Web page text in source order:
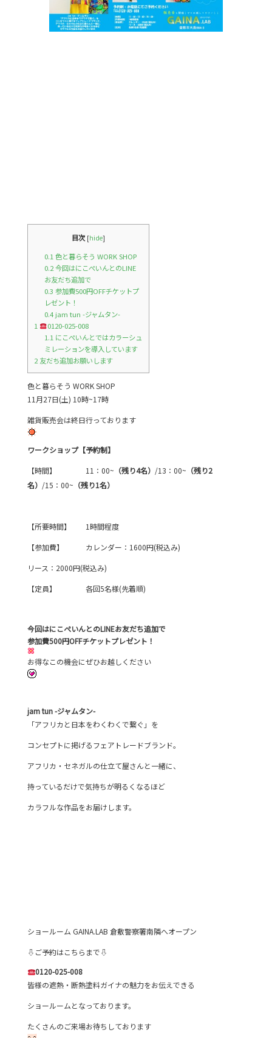
目次 [hide]
0.1色と暮らそう WORK SHOP
0.2今回はにこぺいんとのLINE
お友だち追加で
0.3 参加費500円OFFチケットプ
レゼント！
0.4jam tun -ジャムタン-
1
0120-025-008
1.1にこぺいんとではカラーシュ
ミレーションを導入しています
2友だち追加お願いします
色と暮らそう WORK SHOP
11月27日(土) 10時~17時
雑貨販売会は終日行っております
ワークショップ【予約制】
【時間】 11：00~ （残り4名） /13：00~ （残り2
名） /15：00~ （残り1名）
【所要時間】 1時間程度
【参加費】 カレンダー：1600円(税込み)
リース：2000円(税込み)
【定員】 各回5名様(先着順)
今回はにこぺいんとのLINEお友だち追加で
参加費500円OFFチケットプレゼント！
お得なこの機会にぜひお越しください
jam tun -ジャムタン-
「アフリカと日本をわくわくで繋ぐ」を
コンセプトに掲げるフェアトレードブランド。
アフリカ・セネガルの仕立て屋さんと一緒に、
持っているだけで気持ちが明るくなるほど
カラフルな作品をお届けします。
ショールーム GAINA.LAB 倉敷警察署南隣へオープン
⇩ご予約はこちらまで⇩
0120-025-008
皆様の遮熱・断熱塗料ガイナの魅力をお伝えできる
ショールームとなっております。
たくさんのご来場お待ちしております